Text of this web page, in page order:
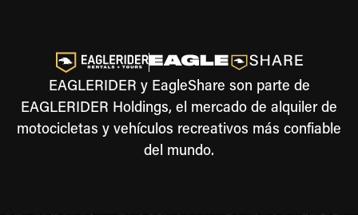
EAGLERIDER y EagleShare son parte de
EAGLERIDER Holdings, el mercado de alquiler de
motocicletas y vehículos recreativos más confiable
del mundo.